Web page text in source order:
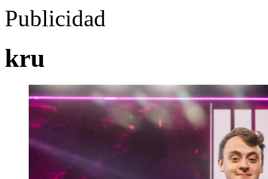
Publicidad
kru